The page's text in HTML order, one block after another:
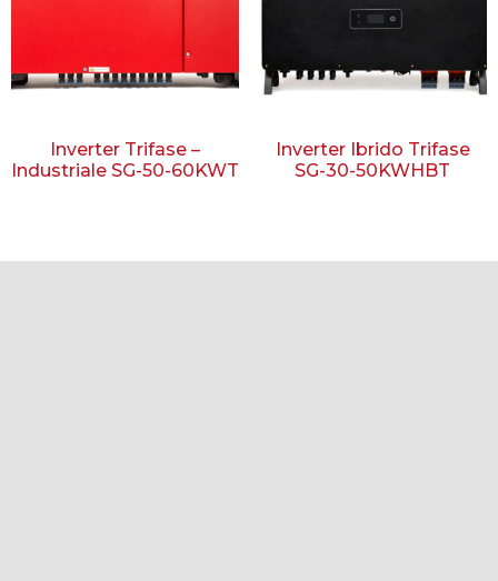
Inverter Trifase –
Industriale SG-50-60KWT
Inverter Ibrido Trifase
SG-30-50KWHBT